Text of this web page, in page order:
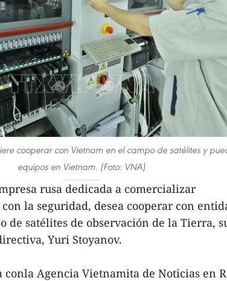
cooperar con Vietnam en el campo de satélites y
equipos en Vietnam. (Foto: VNA)
rusa dedicada a comercializar
la seguridad, desea cooperar con
de satélites de observación de la Tierra,
Yuri Stoyanov.
Agencia Vietnamita de Noticias en